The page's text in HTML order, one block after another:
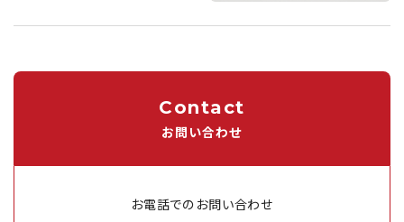
Contact
お問い合わせ
お電話でのお問い合わせ